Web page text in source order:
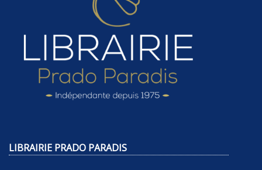
LIBRAIRIE PRADO PARADIS